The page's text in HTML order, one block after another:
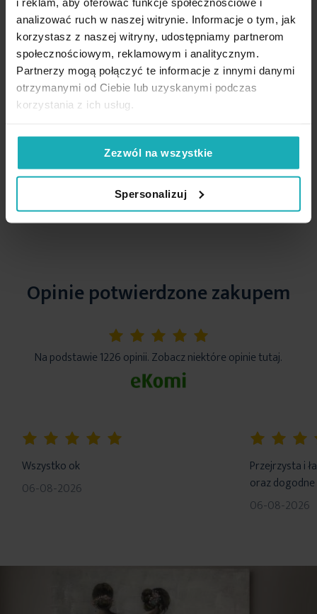
analizować ruch w naszej witrynie. Informacje o tym, jak
korzystasz z naszej witryny, udostępniamy partnerom
społecznościowym, reklamowym i analitycznym.
Partnerzy mogą połączyć te informacje z innymi danymi
otrzymanymi od Ciebie lub uzyskanymi podczas
korzystania z ich usług.
Zezwól na wszystkie
Spersonalizuj
Podobne produkty
Opinie potwierdzone zakupem
5%
Na podstawie 1226 opinii. Zobacz niektóre opinie tutaj.
Wszystko ok
06-08-2026
Przejrzysta i
oraz
06-08-2026